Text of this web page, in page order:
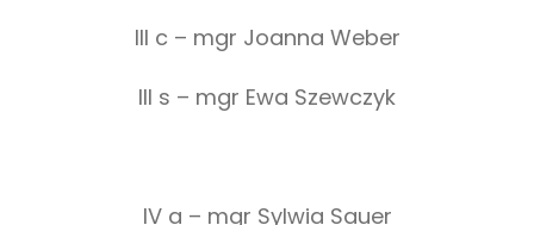
III c – mgr Joanna Weber
III s – mgr Ewa Szewczyk
IV a – mgr Sylwia Sauer